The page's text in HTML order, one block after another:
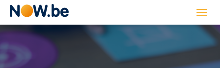
Lien
d'accueil